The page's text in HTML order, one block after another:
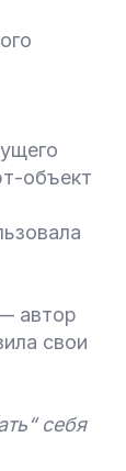
объект
автор
свои
себя